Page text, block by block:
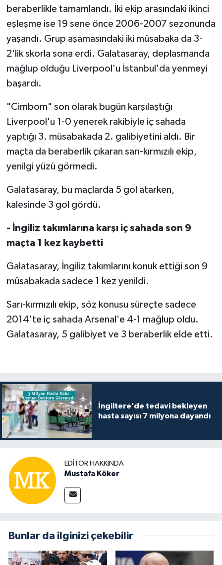
beraberlikle tamamlandı. İki ekip arasındaki ikinci
eşleşme ise 19 sene önce 2006-2007 sezonunda
yaşandı. Grup aşamasındaki iki müsabaka da 3-
2'lik skorla sona erdi. Galatasaray, deplasmanda
mağlup olduğu Liverpool'u İstanbul'da yenmeyi
başardı.
"Cimbom" son olarak bugün karşılaştığı
Liverpool'u 1-0 yenerek rakibiyle iç sahada
yaptığı 3. müsabakada 2. galibiyetini aldı. Bir
maçta da beraberlik çıkaran sarı-kırmızılı ekip,
yenilgi yüzü görmedi.
Galatasaray, bu maçlarda 5 gol atarken,
kalesinde 3 gol gördü.
- İngiliz takımlarına karşı iç sahada son 9
maçta 1 kez kaybetti
Galatasaray, İngiliz takımlarını konuk ettiği son 9
müsabakada sadece 1 kez yenildi.
Sarı-kırmızılı ekip, söz konusu süreçte sadece
2014'te iç sahada Arsenal'e 4-1 mağlup oldu.
Galatasaray, 5 galibiyet ve 3 beraberlik elde etti.
İngiltere’de tedavi bekleyen
hasta sayısı 7 milyona dayandı
EDITÖR HAKKINDA
Mustafa Köker
Bunlar da ilginizi çekebilir